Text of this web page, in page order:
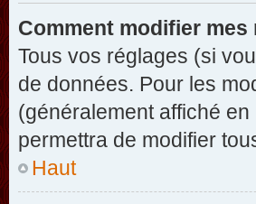
Comment modifier mes
Tous vos réglages (si
de données. Pour les
(généralement affiché
permettra de modifier
Haut